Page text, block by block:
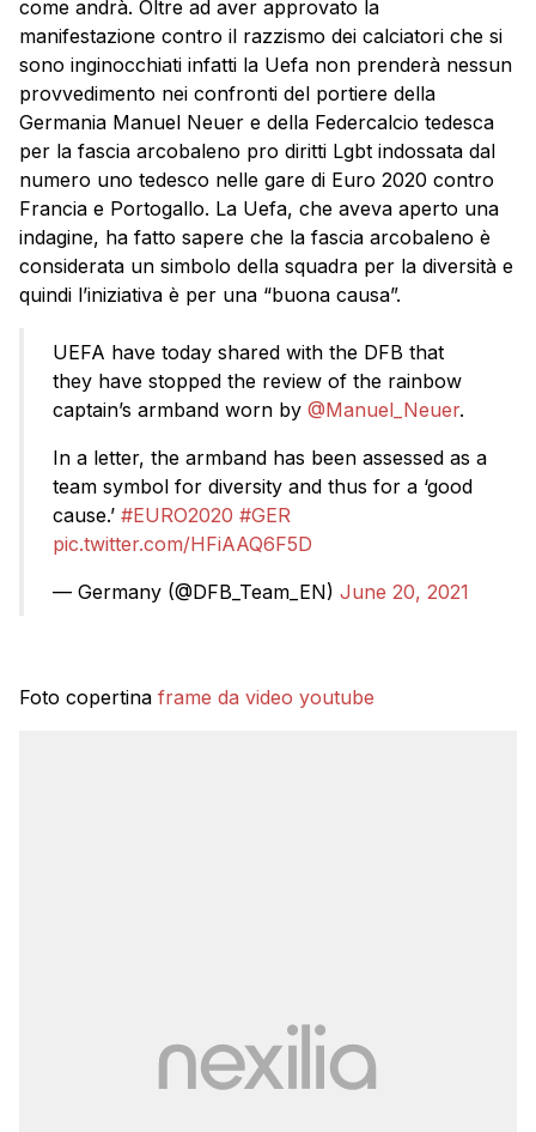
come andrà. Oltre ad aver approvato la
manifestazione contro il razzismo dei calciatori che si
sono inginocchiati infatti la Uefa non prenderà nessun
provvedimento nei confronti del portiere della
Germania Manuel Neuer e della Federcalcio tedesca
per la fascia arcobaleno pro diritti Lgbt indossata dal
numero uno tedesco nelle gare di Euro 2020 contro
Francia e Portogallo. La Uefa, che aveva aperto una
indagine, ha fatto sapere che la fascia arcobaleno è
considerata un simbolo della squadra per la diversità e
quindi l’iniziativa è per una “buona causa”.
UEFA have today shared with the DFB that
they have stopped the review of the rainbow
captain’s armband worn by @Manuel_Neuer.
In a letter, the armband has been assessed as a
team symbol for diversity and thus for a ‘good
cause.’ #EURO2020 #GER
pic.twitter.com/HFiAAQ6F5D
— Germany (@DFB_Team_EN) June 20, 2021
Foto copertina frame da video youtube